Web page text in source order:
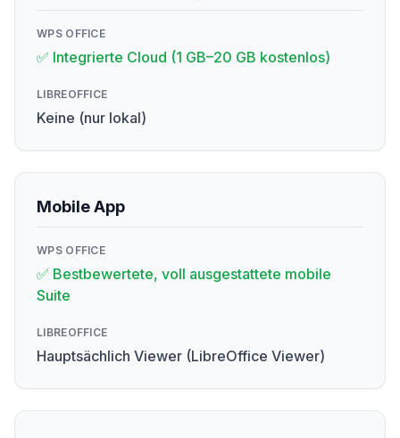
WPS OFFICE
✅ Integrierte Cloud (1 GB–20 GB kostenlos)
LIBREOFFICE
Keine (nur lokal)
Mobile App
WPS OFFICE
✅ Bestbewertete, voll ausgestattete mobile
Suite
LIBREOFFICE
Hauptsächlich Viewer (LibreOffice Viewer)